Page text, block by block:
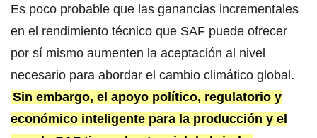
Es poco probable que las ganancias incrementales
en el rendimiento técnico que SAF puede ofrecer
por sí mismo aumenten la aceptación al nivel
necesario para abordar el cambio climático global.
Sin embargo, el apoyo político, regulatorio y
económico inteligente para la producción y el